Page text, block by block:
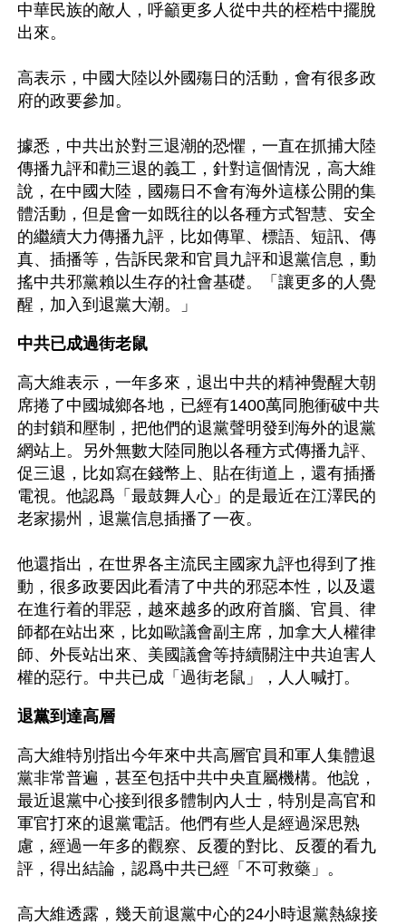
中華民族的敵人，呼籲更多人從中共的桎梏中擺脫
出來。
高表示，中國大陸以外國殤日的活動，會有很多政
府的政要參加。
據悉，中共出於對三退潮的恐懼，一直在抓捕大陸
傳播九評和勸三退的義工，針對這個情況，高大維
說，在中國大陸，國殤日不會有海外這樣公開的集
體活動，但是會一如既往的以各種方式智慧、安全
的繼續大力傳播九評，比如傳單、標語、短訊、傳
真、插播等，告訴民衆和官員九評和退黨信息，動
搖中共邪黨賴以生存的社會基礎。「讓更多的人覺
醒，加入到退黨大潮。」
中共已成過街老鼠
高大維表示，一年多來，退出中共的精神覺醒大朝
席捲了中國城鄉各地，已經有1400萬同胞衝破中共
的封鎖和壓制，把他們的退黨聲明發到海外的退黨
網站上。另外無數大陸同胞以各種方式傳播九評、
促三退，比如寫在錢幣上、貼在街道上，還有插播
電視。他認爲「最鼓舞人心」的是最近在江澤民的
老家揚州，退黨信息插播了一夜。
他還指出，在世界各主流民主國家九評也得到了推
動，很多政要因此看清了中共的邪惡本性，以及還
在進行着的罪惡，越來越多的政府首腦、官員、律
師都在站出來，比如歐議會副主席，加拿大人權律
師、外長站出來、美國議會等持續關注中共迫害人
權的惡行。中共已成「過街老鼠」，人人喊打。
退黨到達高層
高大維特別指出今年來中共高層官員和軍人集體退
黨非常普遍，甚至包括中共中央直屬機構。他說，
最近退黨中心接到很多體制內人士，特別是高官和
軍官打來的退黨電話。他們有些人是經過深思熟
慮，經過一年多的觀察、反覆的對比、反覆的看九
評，得出結論，認爲中共已經「不可救藥」。
高大維透露，幾天前退黨中心的24小時退黨熱線接